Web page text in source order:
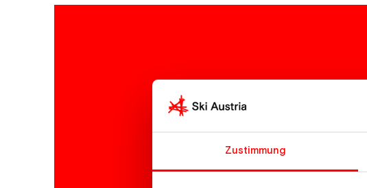
Zustimmung